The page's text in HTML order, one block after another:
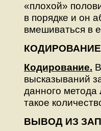
«плохой»
в порядке и он
вмешиваться в
Кодирование.
высказываний
данного метода
такое
ВЫВОД ИЗ